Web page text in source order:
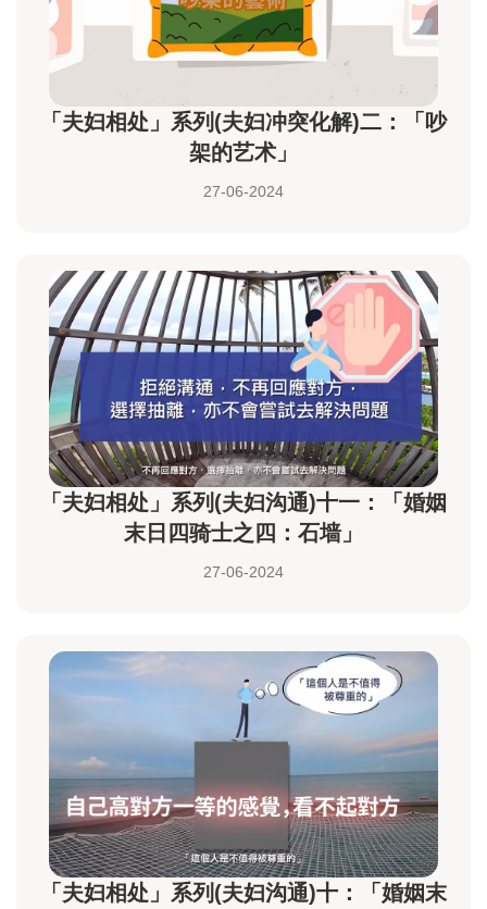
「夫妇相处」系列(夫妇冲突化解)二：「吵
架的艺术」
27-06-2024
「夫妇相处」系列(夫妇沟通)十一：「婚姻
末日四骑士之四：石墙」
27-06-2024
「夫妇相处」系列(夫妇沟通)十：「婚姻末